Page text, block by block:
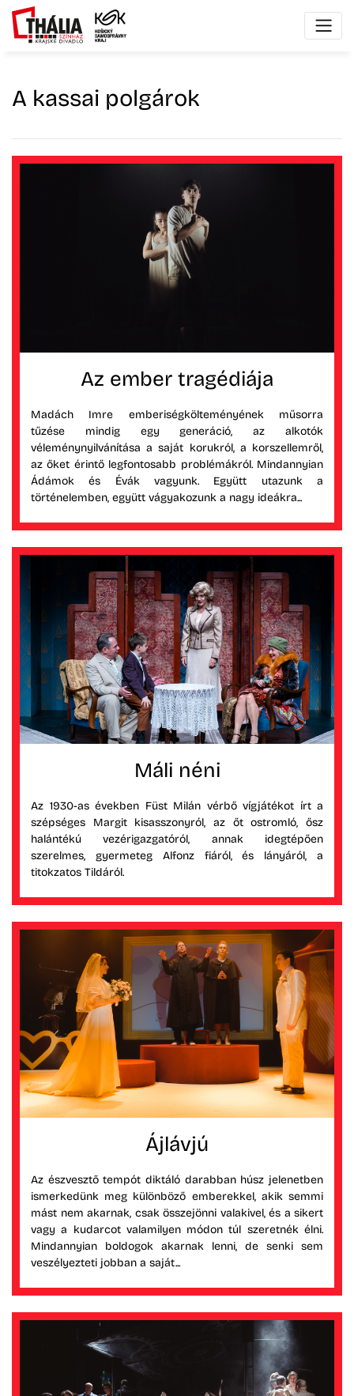
A kassai polgárok
Az ember tragédiája
Madách Imre emberiségkölteményének műsorra
tűzése mindig egy generáció, az alkotók
véleménynyilvánítása a saját korukról, a korszellemről,
az őket érintő legfontosabb problémákról. Mindannyian
Ádámok és Évák vagyunk. Együtt utazunk a
történelemben, együtt vágyakozunk a nagy ideákra...
Máli néni
Az 1930-as években Füst Milán vérbő vígjátékot írt a
szépséges Margit kisasszonyról, az őt ostromló, ősz
halántékú vezérigazgatóról, annak idegtépően
szerelmes, gyermeteg Alfonz fiáról, és lányáról, a
titokzatos Tildáról.
Ájlávjú
Az észvesztő tempót diktáló darabban húsz jelenetben
ismerkedünk meg különböző emberekkel, akik semmi
mást nem akarnak, csak összejönni valakivel, és a sikert
vagy a kudarcot valamilyen módon túl szeretnék élni.
Mindannyian boldogok akarnak lenni, de senki sem
veszélyezteti jobban a saját...